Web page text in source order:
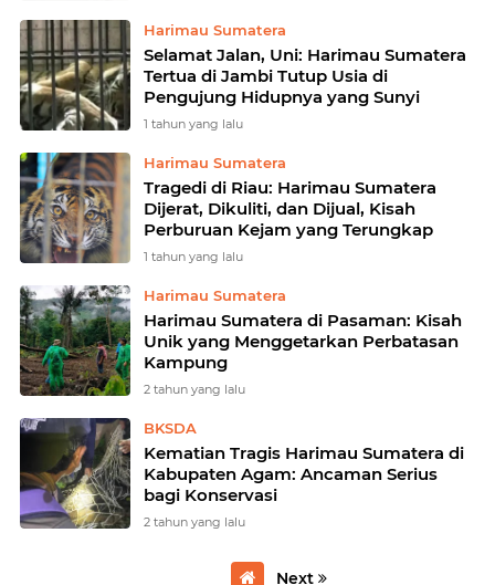
Harimau Sumatera
Selamat Jalan, Uni: Harimau Sumatera
Tertua di Jambi Tutup Usia di
Pengujung Hidupnya yang Sunyi
1 tahun yang lalu
Harimau Sumatera
Tragedi di Riau: Harimau Sumatera
Dijerat, Dikuliti, dan Dijual, Kisah
Perburuan Kejam yang Terungkap
1 tahun yang lalu
Harimau Sumatera
Harimau Sumatera di Pasaman: Kisah
Unik yang Menggetarkan Perbatasan
Kampung
2 tahun yang lalu
BKSDA
Kematian Tragis Harimau Sumatera di
Kabupaten Agam: Ancaman Serius
bagi Konservasi
2 tahun yang lalu
Next